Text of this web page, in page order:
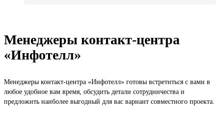
Менеджеры контакт-центра
«Инфотелл»
Менеджеры контакт-центра «Инфотелл» готовы встретиться с вами в
любое удобное вам время, обсудить детали сотрудничества и
предложить наиболее выгодный для вас вариант совместного проекта.